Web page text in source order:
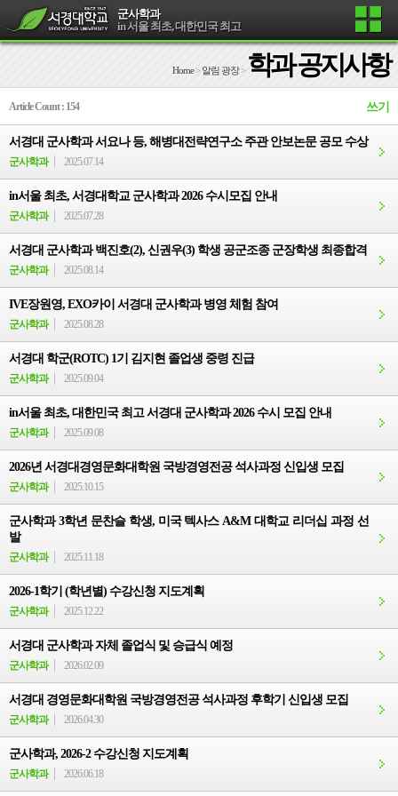
군사학과
in 서울 최초, 대한민국 최고
Home> 알림 광장> 학과 공지사항
Article Count : 154 쓰기
서경대 군사학과 서요나 등, 해병대전략연구소 주관 안보논문 공모 수상
군사학과 2025.07.14
in서울 최초, 서경대학교 군사학과 2026 수시모집 안내
군사학과 2025.07.28
서경대 군사학과 백진호(2), 신권우(3) 학생 공군조종 군장학생 최종합격
군사학과 2025.08.14
IVE장원영, EXO카이 서경대 군사학과 병영 체험 참여
군사학과 2025.08.28
서경대 학군(ROTC) 1기 김지현 졸업생 중령 진급
군사학과 2025.09.04
in서울 최초, 대한민국 최고 서경대 군사학과 2026 수시 모집 안내
군사학과 2025.09.08
2026년 서경대경영문화대학원 국방경영전공 석사과정 신입생 모집
군사학과 2025.10.15
군사학과 3학년 문찬슬 학생, 미국 텍사스 A&M 대학교 리더십 과정 선
발
군사학과 2025.11.18
2026-1학기 (학년별) 수강신청 지도계획
군사학과 2025.12.22
서경대 군사학과 자체 졸업식 및 승급식 예정
군사학과 2026.02.09
서경대 경영문화대학원 국방경영전공 석사과정 후학기 신입생 모집
군사학과 2026.04.30
군사학과, 2026-2 수강신청 지도계획
군사학과 2026.06.18